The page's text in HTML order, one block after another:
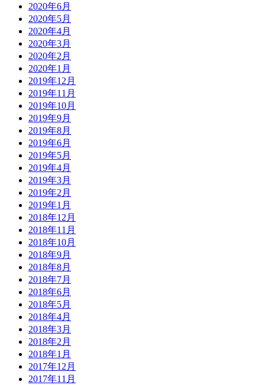
2020年6月
2020年5月
2020年4月
2020年3月
2020年2月
2020年1月
2019年12月
2019年11月
2019年10月
2019年9月
2019年8月
2019年6月
2019年5月
2019年4月
2019年3月
2019年2月
2019年1月
2018年12月
2018年11月
2018年10月
2018年9月
2018年8月
2018年7月
2018年6月
2018年5月
2018年4月
2018年3月
2018年2月
2018年1月
2017年12月
2017年11月